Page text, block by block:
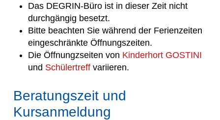
Das DEGRIN-Büro ist in dieser Zeit nicht
durchgängig besetzt.
Bitte beachten Sie während der Ferienzeiten
eingeschränkte Öffnungszeiten.
Die Öffnungzseiten von Kinderhort GOSTINI
und Schülertreffvariieren.
Beratungszeit und
Kursanmeldung